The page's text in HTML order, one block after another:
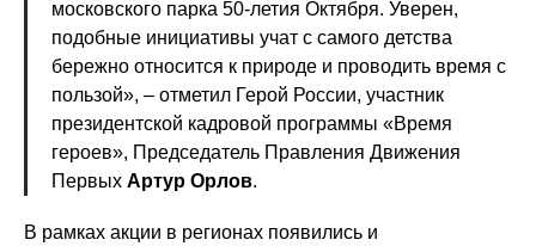
московского парка 50-летия Октября. Уверен,
подобные инициативы учат с самого детства
бережно относится к природе и проводить время с
пользой», – отметил Герой России, участник
президентской кадровой программы «Время
героев», Председатель Правления Движения
Первых Артур Орлов.
В рамках акции в регионах появились и